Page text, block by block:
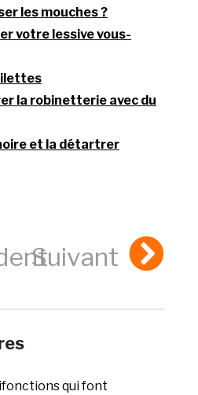
les mouches ?
votre lessive vous-
la robinetterie avec du
et la détartrer
Suivant
qui font